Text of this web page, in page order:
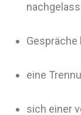
eine
sich einer